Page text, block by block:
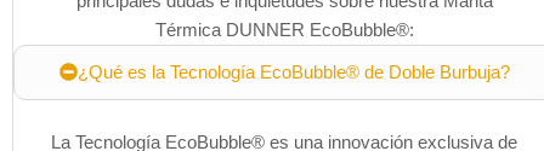
Térmica DUNNER EcoBubble®:
¿Qué es la Tecnología EcoBubble® de Doble Burbuja?
La Tecnología EcoBubble® es una innovación exclusiva de